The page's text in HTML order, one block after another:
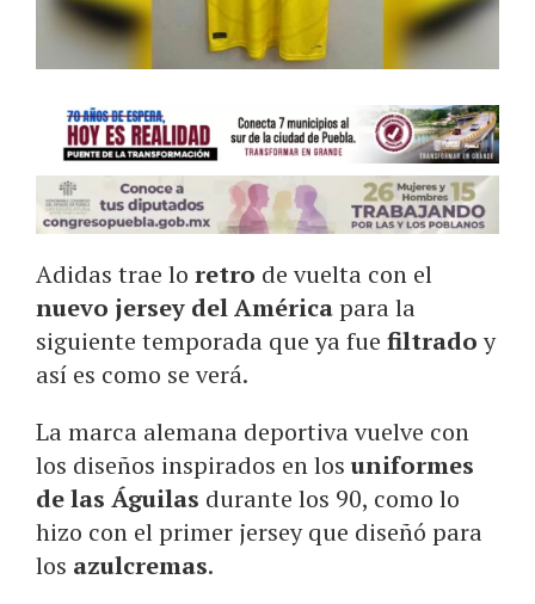
Adidas trae lo retro de vuelta con el
nuevo jersey del Américapara la
siguiente temporada que ya fue filtradoy
así es como se verá.
La marca alemana deportiva vuelve con
los diseños inspirados en losuniformes
de las Águilas durante los 90, como lo
hizo con el primer jersey que diseñó para
los azulcremas.